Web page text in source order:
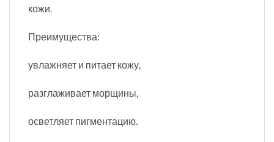
кожи.
Преимущества:
увлажняет и питает кожу,
разглаживает морщины,
осветляет пигментацию.